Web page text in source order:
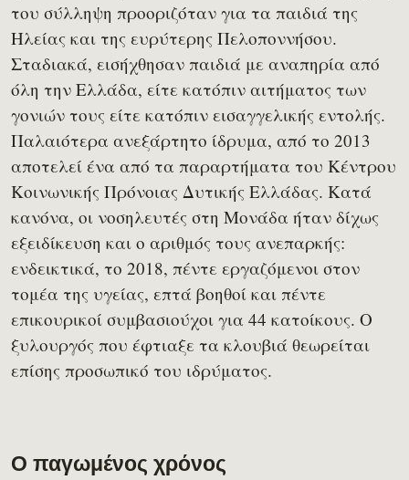
του σύλληψη προοριζόταν για τα παιδιά της
Ηλείας και της ευρύτερης Πελοποννήσου.
Σταδιακά, εισήχθησαν παιδιά με αναπηρία από
όλη την Ελλάδα, είτε κατόπιν αιτήματος των
γονιών τους είτε κατόπιν εισαγγελικής εντολής.
Παλαιότερα ανεξάρτητο ίδρυμα, από το 2013
αποτελεί ένα από τα παραρτήματα του Κέντρου
Κοινωνικής Πρόνοιας Δυτικής Ελλάδας. Κατά
κανόνα, οι νοσηλευτές στη Μονάδα ήταν δίχως
εξειδίκευση και ο αριθμός τους ανεπαρκής:
ενδεικτικά, το 2018, πέντε εργαζόμενοι στον
τομέα της υγείας, επτά βοηθοί και πέντε
επικουρικοί συμβασιούχοι για 44 κατοίκους. Ο
ξυλουργός που έφτιαξε τα κλουβιά θεωρείται
επίσης προσωπικό του ιδρύματος.
Ο παγωμένος χρόνος